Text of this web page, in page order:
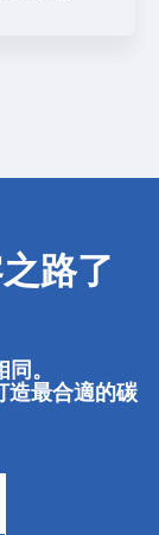
化。 同
現出極其迅
供系統更新
題的能
量身制定淨
—— 諸如企
的支援顯
啟永續
切需要一個
公司；
。雙方的
生態系，
標的計算
中全面
結果發
『ESG 評
前行的核心
為
驅動全新
，樂天成
包含開
）』，以
『Yukimi
里程碑。
遍採用沉
路了
。
造最合適的碳